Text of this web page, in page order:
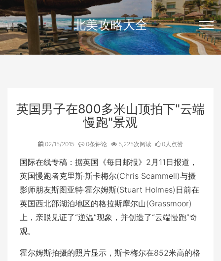
北美攻略大全
英国男子在800多米山顶拍下"云端
慢跑"景观
02/15/2015 0条评论 5,225次阅读 0人点赞
国际在线专稿：据英国《每日邮报》2月11日报道，
英国慢跑者克里斯·斯卡梅尔(Chris Scammell)与摄
影师朋友斯图亚特·霍尔姆斯(Stuart Holmes)日前在
英国西北部湖泊地区的格拉斯摩尔山(Grassmoor)
上，亲眼见证了“逆温”现象，并创造了“云端慢跑”奇
观。
霍尔姆斯拍摄的照片显示，斯卡梅尔在852米高的格